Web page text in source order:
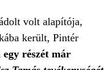
volt alapítója,
került, Pintér
részét már